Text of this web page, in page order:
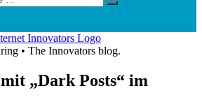
• The Innovators blog.
„Dark Posts“ im